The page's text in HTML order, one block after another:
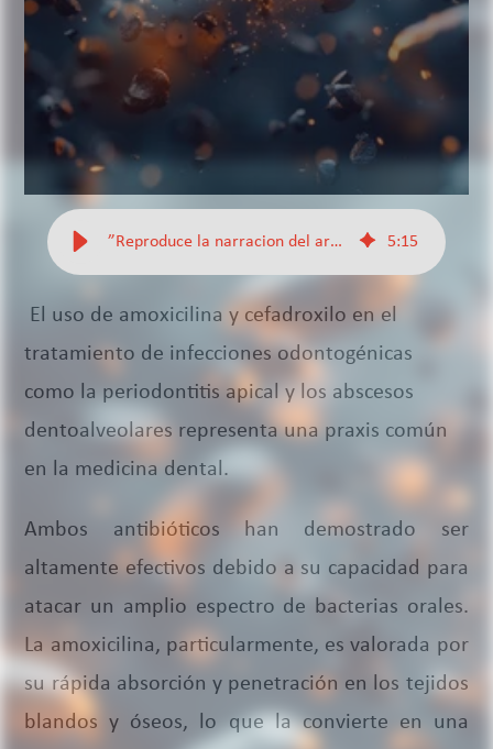
”Reproduce la narracion del articulo” 5:15
El uso de amoxicilina y cefadroxilo en el
tratamiento de infecciones odontogénicas
como la periodontitis apical y los abscesos
dentoalveolares representa una praxis común
en la medicina dental.
Ambos antibióticos han demostrado ser
altamente efectivos debido a su capacidad para
atacar un amplio espectro de bacterias orales.
La amoxicilina, particularmente, es valorada por
su rápida absorción y penetración en los tejidos
blandos y óseos, lo que la convierte en una